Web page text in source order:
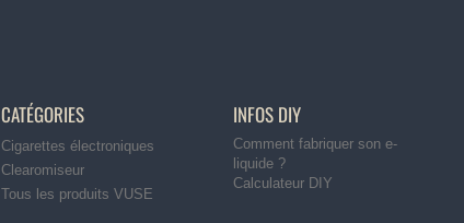
CATÉGORIES
Cigarettes électroniques
Clearomiseur
Tous les produits VUSE
INFOS DIY
Comment fabriquer son e-
liquide ?
Calculateur DIY